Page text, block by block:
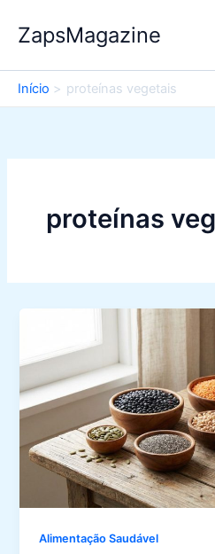
para
conteúdo
ZapsMagazine
Início proteínas vegetais
proteínas
Alimentação Saudável